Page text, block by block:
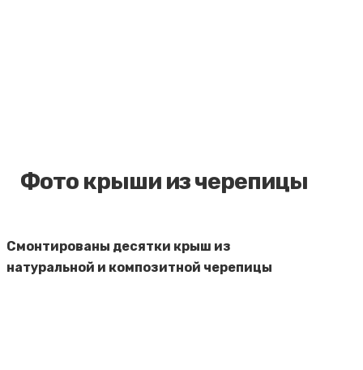
Фото крыши из черепицы
Смонтированы десятки крыш из
натуральной и композитной черепицы